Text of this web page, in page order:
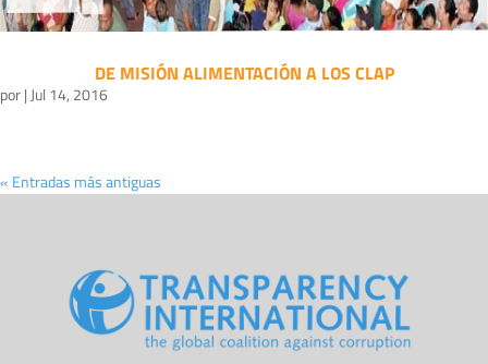
DE MISIÓN ALIMENTACIÓN A LOS CLAP
por| Jul 14, 2016
« Entradas más antiguas